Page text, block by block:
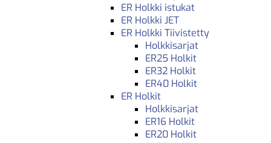
ER Holkki istukat
ER Holkki JET
ER Holkki Tiivistetty
Holkkisarjat
ER25 Holkit
ER32 Holkit
ER40 Holkit
ER Holkit
Holkkisarjat
ER16 Holkit
ER20 Holkit